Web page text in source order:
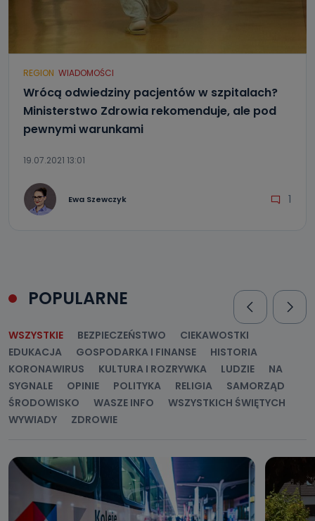
REGION WIADOMOŚCI
Wrócą odwiedziny pacjentów w szpitalach?
Ministerstwo Zdrowia rekomenduje, ale pod
pewnymi warunkami
19.07.2021 13:01
Ewa Szewczyk 1
POPULARNE
WSZYSTKIE BEZPIECZEŃSTWO
CIEKAWOSTKI
EDUKACJA
GOSPODARKA I FINANSE
HISTORIA
KORONAWIRUS
KULTURA I ROZRYWKA LUDZIE
NA
SYGNALE
OPINIE POLITYKA RELIGIA
SAMORZĄD
ŚRODOWISKO
WASZE INFO
WSZYSTKICH ŚWIĘTYCH
WYWIADY
ZDROWIE